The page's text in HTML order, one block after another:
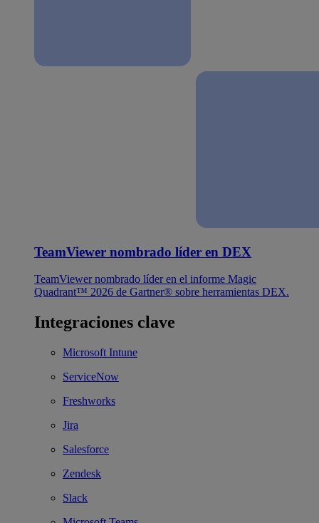
TeamViewer nombrado líder en DEX
TeamViewer nombrado líder en el informe Magic
Quadrant™ 2026 de Gartner® sobre herramientas DEX.
Integraciones clave
Microsoft Intune
ServiceNow
Freshworks
Jira
Salesforce
Zendesk
Slack